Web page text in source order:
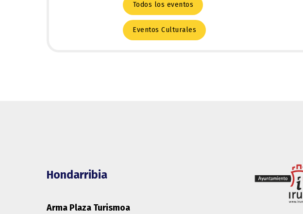
Todos los eventos
Eventos Culturales
Hondarribia
Arma Plaza Turismoa